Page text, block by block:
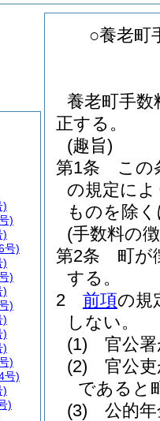
○養老町
養老町手数
正する。
(趣旨)
第1条
この
の規定に
ものを除
(手数料の
第2条
町が
する。
2
前項の規
しない。
(1)
官公
(2)
官公
であると
(3)
公的
)
)
)
号)
)
)
)
)
)
)
)
)
号)
)
)